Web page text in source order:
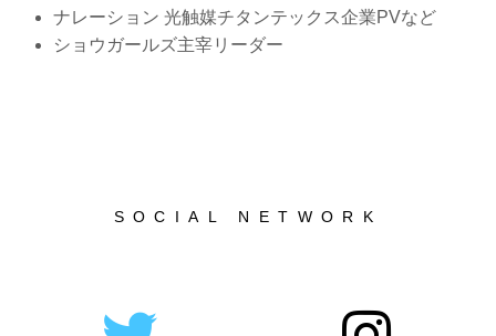
ナレーション 光触媒チタンテックス企業PVなど
ショウガールズ主宰リーダー
SOCIAL NETWORK